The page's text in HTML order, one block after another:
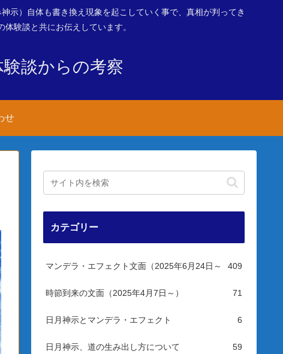
示）自体も書き換え現象を起こしていく事で、真相が判ってき
験談と共にお伝えしています。
験談からの考察
せ
カテゴリー
マンデラ・エフェクト文面（2025年6月24日～ 409
時節到来の文面（2025年4月7日～） 71
日月神示とマンデラ・エフェクト 6
日月神示、道の生み出し方について 59